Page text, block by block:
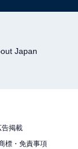
は高いなとい
メントが寄せ
ぎる（41歳女
円近くになる
思います（38
Japan
告掲載
標・免責事項